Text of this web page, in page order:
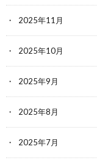
2025年11月
2025年10月
2025年9月
2025年8月
2025年7月